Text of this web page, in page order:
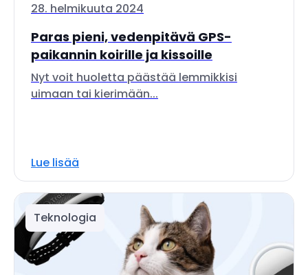
28. helmikuuta 2024
Paras pieni, vedenpitävä GPS-
paikannin koirille ja kissoille
Nyt voit huoletta päästää lemmikkisi
uimaan tai kierimään...
Lue lisää
Teknologia